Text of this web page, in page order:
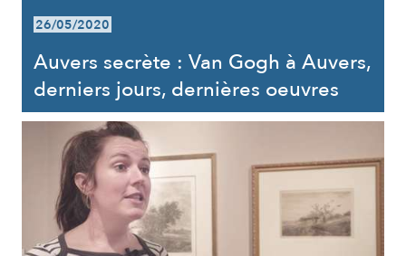
26/05/2020
Auvers secrète : Van Gogh à Auvers,
derniers jours, dernières oeuvres